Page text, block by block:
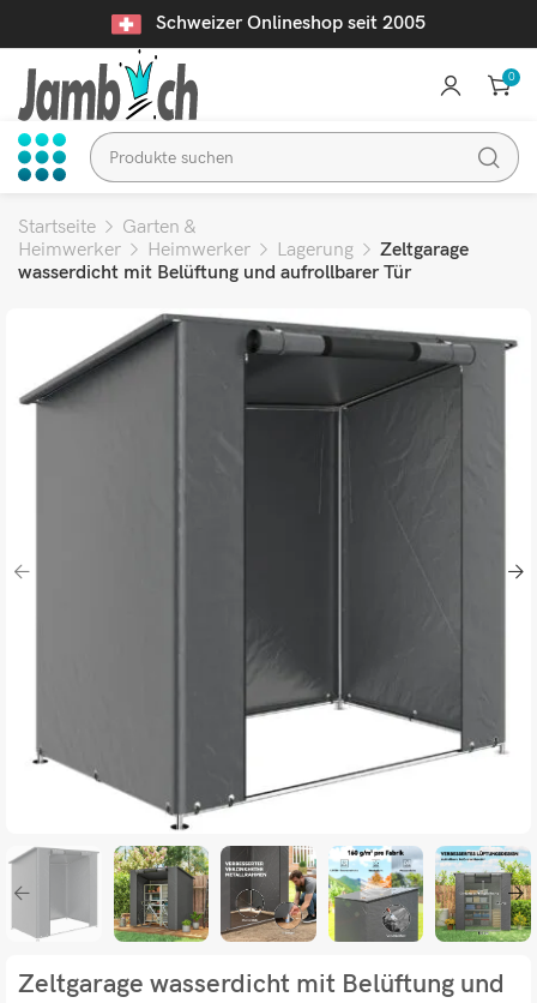
Schweizer Onlineshop seit 2005
0
Startseite
Garten &
Heimwerker
Heimwerker Lagerung
Zeltgarage
wasserdicht mit Belüftung und aufrollbarer Tür
Zeltgarage wasserdicht mit Belüftung und